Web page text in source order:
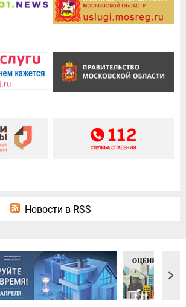
Новости в RSS